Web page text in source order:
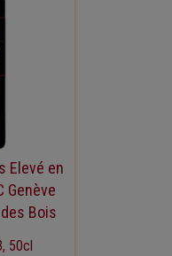
Elevé en
Genève
Bois
50cl